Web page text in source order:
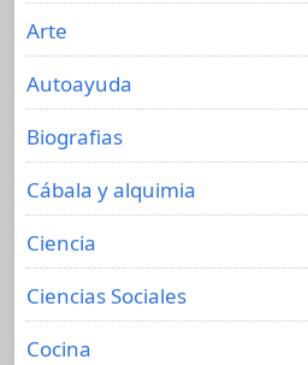
Arte
Autoayuda
Biografias
Cábala y alquimia
Ciencia
Ciencias Sociales
Cocina